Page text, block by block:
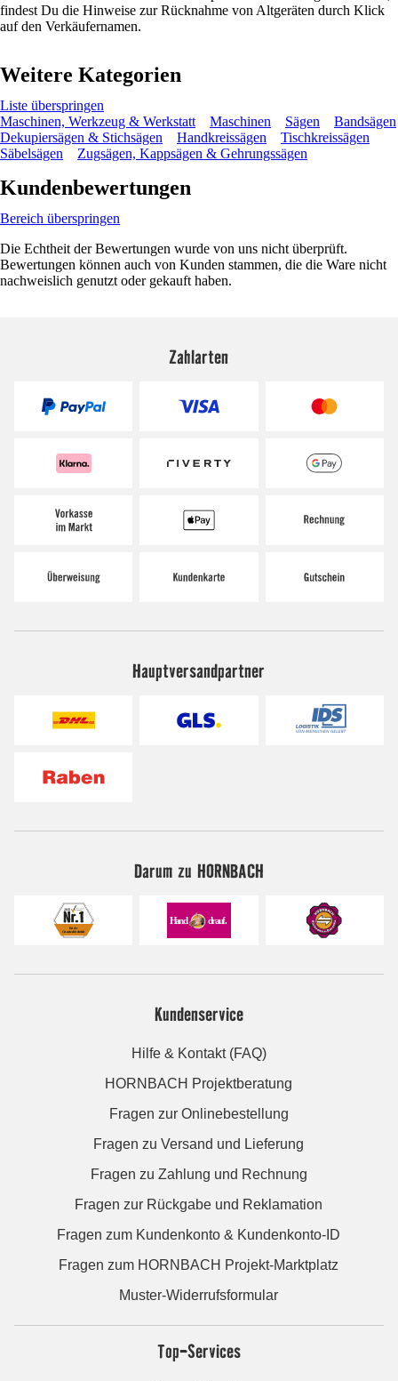
findest Du die Hinweise zur Rücknahme von Altgeräten durch Klick
auf den Verkäufernamen.
Weitere Kategorien
Liste überspringen
Maschinen, Werkzeug & Werkstatt
Maschinen Sägen
Bandsägen
Dekupiersägen & Stichsägen
Handkreissägen
Tischkreissägen
Säbelsägen
Zugsägen, Kappsägen & Gehrungssägen
Kundenbewertungen
Bereich überspringen
Die Echtheit der Bewertungen wurde von uns nicht überprüft.
Bewertungen können auch von Kunden stammen, die die Ware nicht
nachweislich genutzt oder gekauft haben.
Zahlarten
Hauptversandpartner
Darum zu HORNBACH
Kundenservice
Hilfe & Kontakt (FAQ)
HORNBACH Projektberatung
Fragen zur Onlinebestellung
Fragen zu Versand und Lieferung
Fragen zu Zahlung und Rechnung
Fragen zur Rückgabe und Reklamation
Fragen zum Kundenkonto & Kundenkonto-ID
Fragen zum HORNBACH Projekt-Marktplatz
Muster-Widerrufsformular
Top-Services